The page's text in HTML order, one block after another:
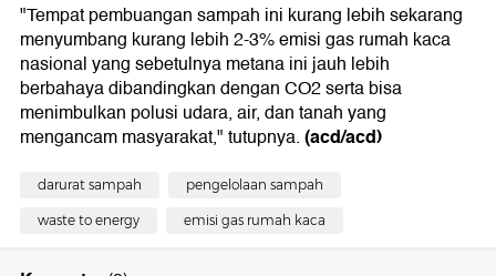
"Tempat pembuangan sampah ini kurang lebih sekarang
menyumbang kurang lebih 2-3% emisi gas rumah kaca
nasional yang sebetulnya metana ini jauh lebih
berbahaya dibandingkan dengan CO2 serta bisa
menimbulkan polusi udara, air, dan tanah yang
mengancam masyarakat," tutupnya.(acd/acd)
darurat sampah pengelolaan sampah
waste to energy emisi gas rumah kaca